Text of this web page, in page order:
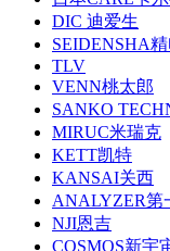
DIC 迪爱生
SEIDENSHA
TLV
VENN桃太郎
SANKO
MIRUC米瑞克
KETT凯特
KANSAI关西
ANALYZER第
NJI恩吉
COSMOS新宇